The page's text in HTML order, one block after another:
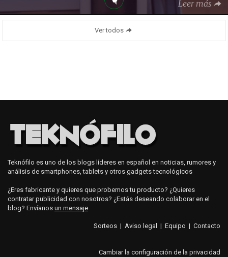
Leer más
Ver todos
Teknófilo es uno de los blogs líderes en español en noticias, rumores y
análisis de smartphones, tablets y otros gadgets tecnológicos
¿Eres fabricante y quieres que probemos tu producto? ¿Quieres
contratar publicidad con nosotros? ¿Estás deseando colaborar en el
blog? Envíanos un mensaje
Sorteos | Aviso legal | Equipo | Contacto
Cambiar la configuración de la privacidad